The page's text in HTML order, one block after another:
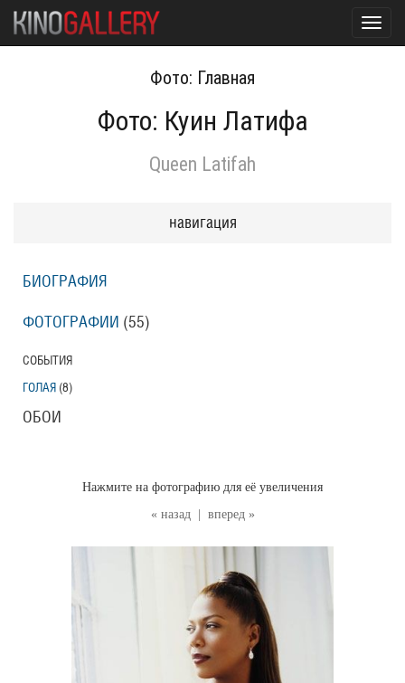
Фото: Главная
Фото: Куин Латифа
Queen Latifah
« назад вперед »
Нажмите на фотографию для её увеличения
навигация
БИОГРАФИЯ
ФОТОГРАФИИ (55)
СОБЫТИЯ
ГОЛАЯ (8)
ОБОИ